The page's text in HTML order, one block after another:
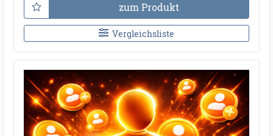
zum Produkt
Vergleichsliste